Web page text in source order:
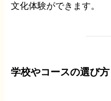
文化体験ができます。
学校やコースの選び方